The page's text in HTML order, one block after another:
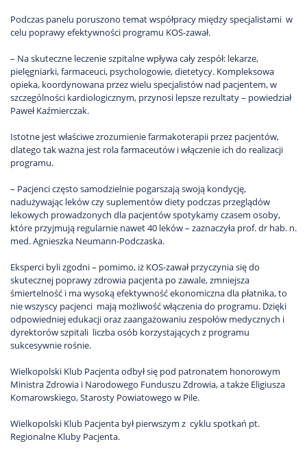
Podczas panelu poruszono temat współpracy między specjalistami w
celu poprawy efektywności programu KOS-zawał.
– Na skuteczne leczenie szpitalne wpływa cały zespół: lekarze,
pielęgniarki, farmaceuci, psychologowie, dietetycy. Kompleksowa
opieka, koordynowana przez wielu specjalistów nad pacjentem, w
szczególności kardiologicznym, przynosi lepsze rezultaty – powiedział
Paweł Kaźmierczak.
Istotne jest właściwe zrozumienie farmakoterapii przez pacjentów,
dlatego tak ważna jest rola farmaceutów i włączenie ich do realizacji
programu.
– Pacjenci często samodzielnie pogarszają swoją kondycję,
nadużywając leków czy suplementów diety podczas przeglądów
lekowych prowadzonych dla pacjentów spotykamy czasem osoby,
które przyjmują regularnie nawet 40 leków – zaznaczyła prof. dr hab. n.
med. Agnieszka Neumann-Podczaska.
Eksperci byli zgodni – pomimo, iż KOS-zawał przyczynia się do
skutecznej poprawy zdrowia pacjenta po zawale, zmniejsza
śmiertelność i ma wysoką efektywność ekonomiczna dla płatnika, to
nie wszyscy pacjenci mają możliwość włączenia do programu. Dzięki
odpowiedniej edukacji oraz zaangażowaniu zespołów medycznych i
dyrektorów szpitali liczba osób korzystających z programu
sukcesywnie rośnie.
Wielkopolski Klub Pacjenta odbył się pod patronatem honorowym
Ministra Zdrowia i Narodowego Funduszu Zdrowia, a także Eligiusza
Komarowskiego, Starosty Powiatowego w Pile.
Wielkopolski Klub Pacjenta był pierwszym z cyklu spotkań pt.
Regionalne Kluby Pacjenta.